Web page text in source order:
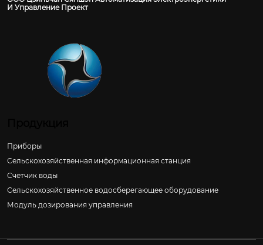
И Управление Проект
Приборы
Сельскохозяйственная информационная станция
Счетчик воды
Сельскохозяйственное водосберегающее оборудование
Модуль дозирования управления